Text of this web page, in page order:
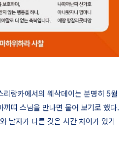
리랑카에서의 웨삭데이는 분명히 5월
끼띠 스님을 만나면 물어 보기로 했다.
날자가 다른 것은 시간 차이가 있기